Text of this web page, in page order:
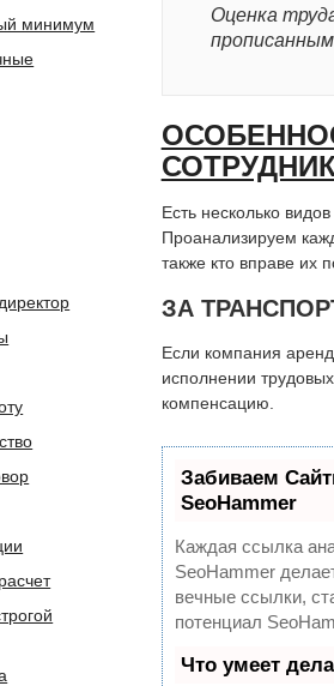
Оценка
Есть несколько
Проанализируем
также кто вправе их
ЗА
Если компания
исполнении
компенсацию.
Забиваем
SeoHammer
Каждая ссылка
SeoHammer
вечные ссылки,
потенциал
Что умеет
минимум